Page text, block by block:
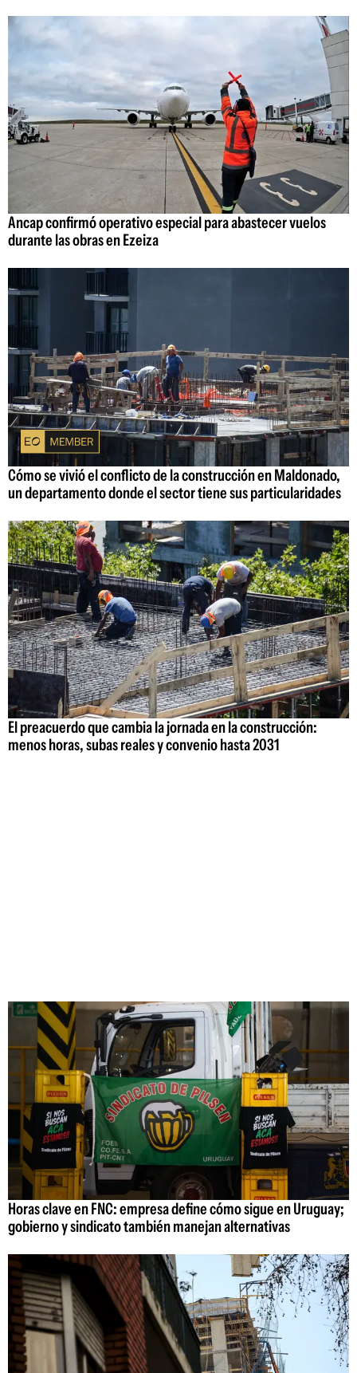
Ancap confirmó operativo especial para abastecer vuelos
durante las obras en Ezeiza
Cómo se vivió el conflicto de la construcción en Maldonado,
un departamento donde el sector tiene sus particularidades
El preacuerdo que cambia la jornada en la construcción:
menos horas, subas reales y convenio hasta 2031
Horas clave en FNC: empresa define cómo sigue en Uruguay;
gobierno y sindicato también manejan alternativas